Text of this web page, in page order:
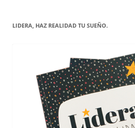
LIDERA, HAZ REALIDAD TU SUEÑO.